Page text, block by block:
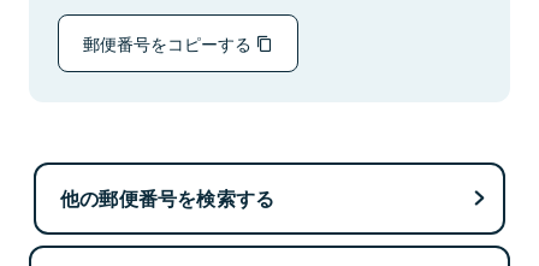
郵便番号をコピーする
他の郵便番号を検索する